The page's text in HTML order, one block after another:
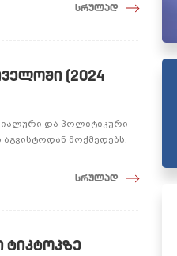
სრულად
(2024
და პოლიტიკური
მოქმედებს.
სრულად
ტიკტოკზე